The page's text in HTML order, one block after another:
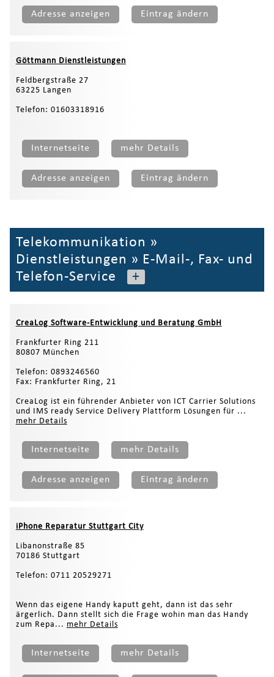
Adresse anzeigen Eintrag ändern
Göttmann Dienstleistungen
Feldbergstraße 27
63225 Langen
Telefon: 01603318916
Internetseite mehr Details
Adresse anzeigen Eintrag ändern
Telekommunikation »
Dienstleistungen » E-Mail-, Fax- und
Telefon-Service
+
CreaLog Software-Entwicklung und Beratung GmbH
Frankfurter Ring 211
80807 München
Telefon: 0893246560
Fax: Frankfurter Ring, 21
CreaLog ist ein führender Anbieter von ICT Carrier Solutions
und IMS ready Service Delivery Plattform Lösungen für ...
mehr Details
Internetseite mehr Details
Adresse anzeigen Eintrag ändern
iPhone Reparatur Stuttgart City
Libanonstraße 85
70186 Stuttgart
Telefon: 0711 20529271
Wenn das eigene Handy kaputt geht, dann ist das sehr
ärgerlich. Dann stellt sich die Frage wohin man das Handy
zum Repa... mehr Details
Internetseite mehr Details